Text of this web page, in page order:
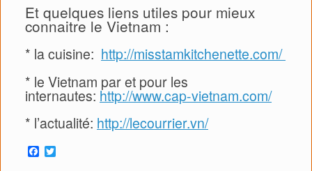
Et quelques liens utiles pour mieux
connaitre le Vietnam :
* la cuisine: http://misstamkitchenette.com/
* le Vietnam par et pour les
internautes: http://www.cap-vietnam.com/
* l’actualité: http://lecourrier.vn/
F
a